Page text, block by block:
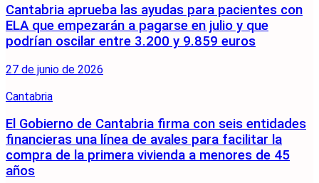
Cantabria aprueba las ayudas para pacientes con
ELA que empezarán a pagarse en julio y que
podrían oscilar entre 3.200 y 9.859 euros
27 de junio de 2026
Cantabria
El Gobierno de Cantabria firma con seis entidades
financieras una línea de avales para facilitar la
compra de la primera vivienda a menores de 45
años